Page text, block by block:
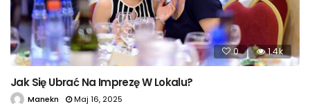
0 1.4k
Jak Się Ubrać Na Imprezę W Lokalu?
Manekn Maj 16, 2025